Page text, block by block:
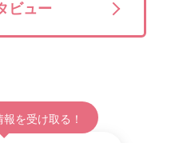
ビュー
を受け取る！